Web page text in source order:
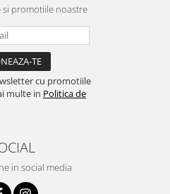
si promotiile noastre
cu promotiile
multe in Politica de
in social media